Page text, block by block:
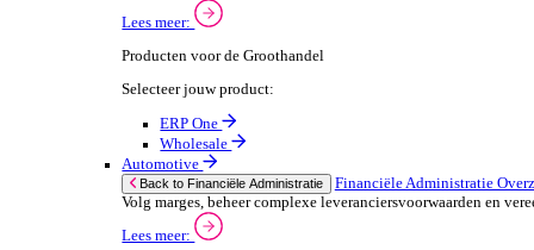
Branchespecifieke POS Oplossingen
Selecteer jouw branche:
Back to POS Oplossingen
Bedien je klanten snel en nauwkeuring met
POS Producten voor de Groothandel
Selecteer jouw product: